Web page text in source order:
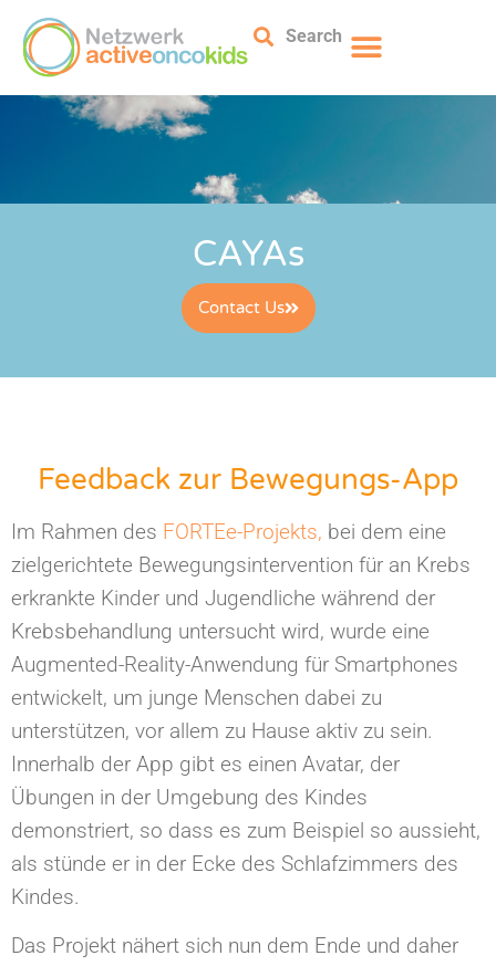
Search
CAYAs
Contact Us
Feedback zur Bewegungs-App
Im Rahmen des FORTEe-Projekts, bei dem eine
zielgerichtete Bewegungsintervention für an Krebs
erkrankte Kinder und Jugendliche während der
Krebsbehandlung untersucht wird, wurde eine
Augmented-Reality-Anwendung für Smartphones
entwickelt, um junge Menschen dabei zu
unterstützen, vor allem zu Hause aktiv zu sein.
Innerhalb der App gibt es einen Avatar, der
Übungen in der Umgebung des Kindes
demonstriert, so dass es zum Beispiel so aussieht,
als stünde er in der Ecke des Schlafzimmers des
Kindes.
Das Projekt nähert sich nun dem Ende und daher